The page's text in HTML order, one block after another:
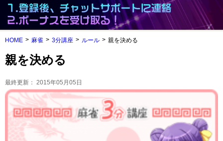
HOME 麻雀 3分講座 ルール 親を決める
親を決める
最終更新： 2015年05月05日